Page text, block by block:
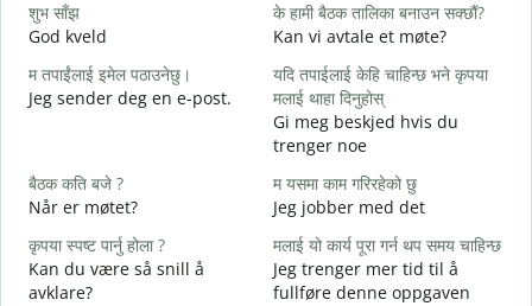
शुभ साँझ
God kveld
के हामी बैठक तालिका बनाउन सक्छौं?
Kan vi avtale et møte?
म तपाईंलाई इमेल पठाउनेछु।
Jeg sender deg en e-post.
यदि तपाईलाई केहि चाहिन्छ भने कृपया
मलाई थाहा दिनुहोस्
Gi meg beskjed hvis du
trenger noe
बैठक कति बजे ?
Når er møtet?
म यसमा काम गरिरहेको छु
Jeg jobber med det
कृपया स्पष्ट पार्नु होला ?
Kan du være så snill å
avklare?
मलाई यो कार्य पूरा गर्न थप समय चाहिन्छ
Jeg trenger mer tid til å
fullføre denne oppgaven